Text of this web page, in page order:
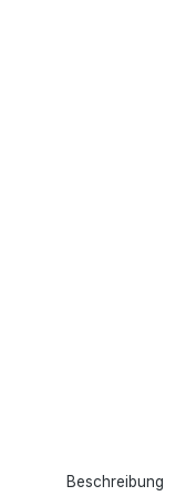
Beschreibung